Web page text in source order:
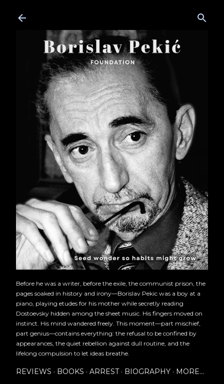
Before he was a writer, before the exile, the communist prison, the
pages soaked in history and irony—Borislav Pekic was a boy at a
piano, playing etudes for his mother while secretly reading
Dostoevsky hidden among the sheet music. His fingers moved on
instinct. His mind wandered freely. This moment—part mischief,
part genius—contains everything: the refusal to be confined by
appearances, the quiet rebellion against dull routine, and the
lifelong compulsion to let ideas breathe.
REVIEWS BOOKS ARREST BIOGRAPHY MORE…